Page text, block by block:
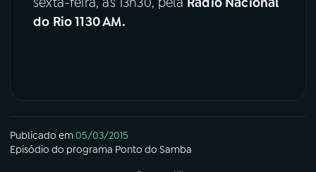
TikTok
do Rio 1130 AM.
Publicado em05/03/2015
Episódio do programa Ponto do Samba